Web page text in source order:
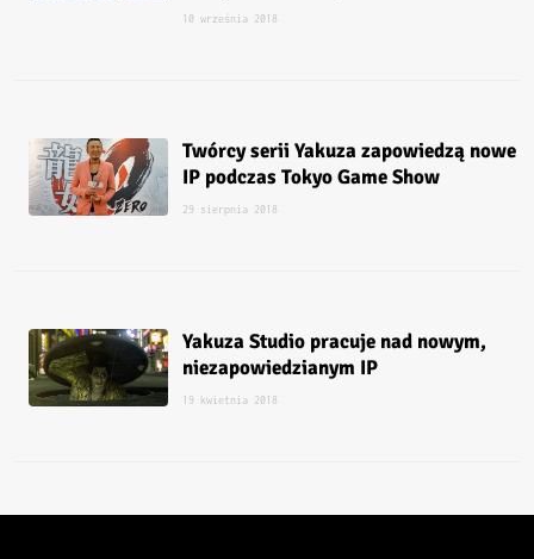
10 września 2018
Twórcy serii Yakuza zapowiedzą nowe
IP podczas Tokyo Game Show
29 sierpnia 2018
Yakuza Studio pracuje nad nowym,
niezapowiedzianym IP
19 kwietnia 2018